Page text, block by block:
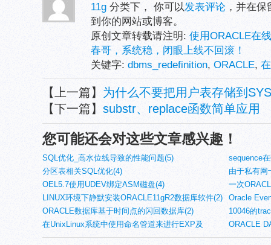
11g 分类下， 你可以发表评论 ，并在保
到你的网站或博客。
原创文章转载请注明: 使用ORACLE在
春哥，系统稳，闭眼上线不回滚！
关键字: dbms_redefinition, ORACLE,
【上一篇】 为什么不要把用户表存储到
【下一篇】 substr、replace函数简单应用
您可能还会对这些文章感兴趣！
SQL优化_高水位线导致的性能问题(5)
sequence
实验(4)
分区表相关SQL优化(4)
由于私有网
痪(4)
OEL5.7使用UDEV绑定ASM磁盘(4)
一次
LINUX环境下静默安装ORACLE11gR2数据库软件(2)
Oracle
ORACLE数据库基于时间点的闪回数据库(2)
10046的
(2)
在UnixLinux系统中使用命名管道来进行EXP及
IMPDP的NETWORK_LINK使用(2)
ORACLE
理(2)